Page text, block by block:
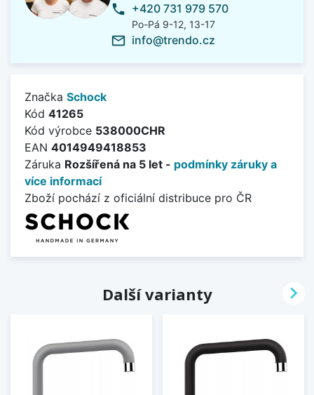
phone +420 731 979 570
Po-Pá 9-12, 13-17
mail_outline info@trendo.cz
Značka Schock
Kód 41265
Kód výrobce 538000CHR
EAN 4014949418853
Záruka Rozšířená na 5 let - podmínky záruky a
více informací
Zboží pochází z oficiální distribuce pro ČR
Další varianty 